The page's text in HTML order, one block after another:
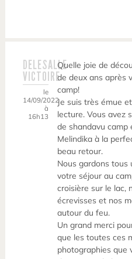
DELESALLE
VICTOIRE
le
14/09/2022
à
16h13
Quelle joie de
de deux ans après
camp!
Je suis très émue
lecture. Vous avez
de shandavu camp
Melindika à la
beau retour.
Nous gardons tous
votre séjour au
croisière sur le lac,
écrevisses et nos
autour du feu.
Un grand merci
que les toutes ces
photographies que